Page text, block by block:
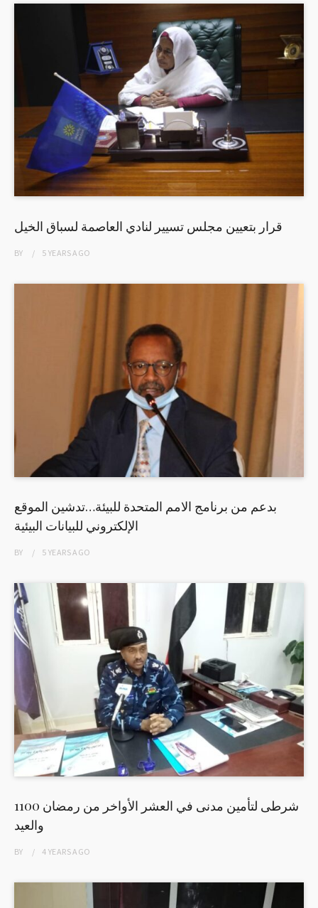
قرار بتعيين مجلس تسيير لنادي العاصمة لسباق الخيل
BY 5 YEARSAGO
بدعم من برنامج الامم المتحدة للبيئة…تدشين الموقع
الإلكتروني للبيانات البيئية
BY 5 YEARSAGO
1100 شرطى لتأمين مدنى في العشر الأواخر من رمضان
والعيد
BY 4 YEARSAGO